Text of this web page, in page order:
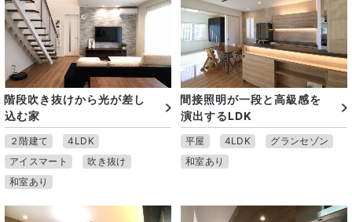
階段吹き抜けから光が差し
込む家
２階建て
4LDK
アイスマート
吹き抜け
和室あり
間接照明が一段と高級感を
演出するLDK
平屋 4LDK
グランセゾン
和室あり